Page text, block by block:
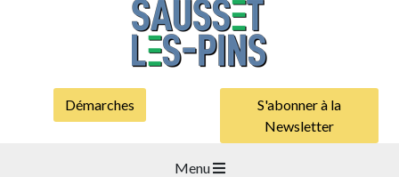
Démarches
S'abonner à la
Newsletter
Menu